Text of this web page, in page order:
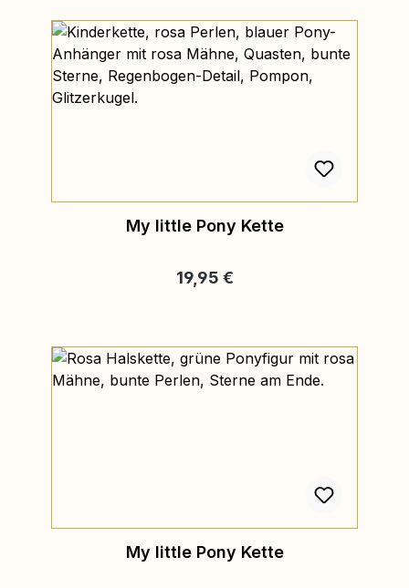
My little Pony Kette
Regulärer Preis:
19,95 €
My little Pony Kette